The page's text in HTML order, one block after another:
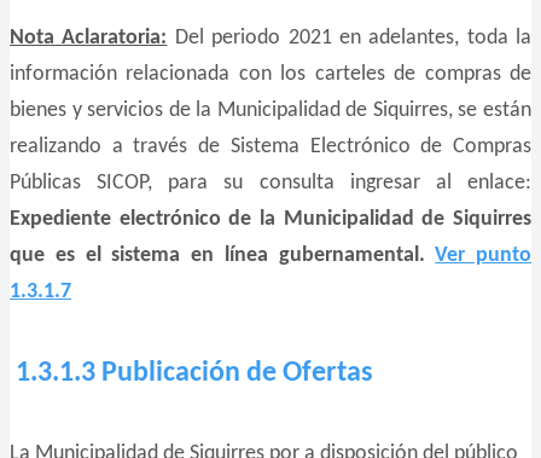
Nota Aclaratoria: Del periodo 2021 en adelantes, toda la
información relacionada con los carteles de compras de
bienes y servicios de la Municipalidad de Siquirres, se están
realizando a través de Sistema Electrónico de Compras
Públicas SICOP, para su consulta ingresar al enlace:
Expediente electrónico de la Municipalidad de Siquirres
que es el sistema en línea gubernamental.Ver punto
1.3.1.7
1.3.1.3 Publicación de Ofertas